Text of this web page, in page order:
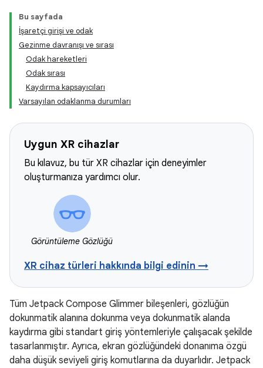
Bu sayfada
İşaretçi girişi ve odak
Gezinme davranışı ve sırası
Odak hareketleri
Odak sırası
Kaydırma kapsayıcıları
Varsayılan odaklanma durumları
Uygun XR cihazlar
Bu kılavuz, bu tür XR cihazlar için deneyimler
oluşturmanıza yardımcı olur.
Görüntüleme Gözlüğü
XR cihaz türleri hakkında bilgi edinin →
Tüm Jetpack Compose Glimmer bileşenleri, gözlüğün
dokunmatik alanına dokunma veya dokunmatik alanda
kaydırma gibi standart giriş yöntemleriyle çalışacak şekilde
tasarlanmıştır. Ayrıca, ekran gözlüğündeki donanıma özgü
daha düşük seviyeli giriş komutlarına da duyarlıdır. Jetpack